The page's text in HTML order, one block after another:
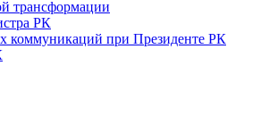
трансформации
РК
коммуникаций при Президенте РК